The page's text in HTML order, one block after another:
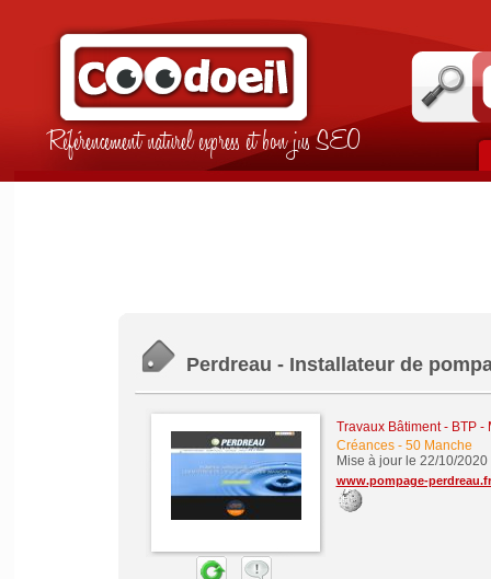
Référencement naturel express et bon jus SEO
Perdreau - Installateur de
Travaux Bâtiment - BTP
Créances- 50 Manche
Mise à jour le 22/10/2020
www.pompage-perdreau.fr